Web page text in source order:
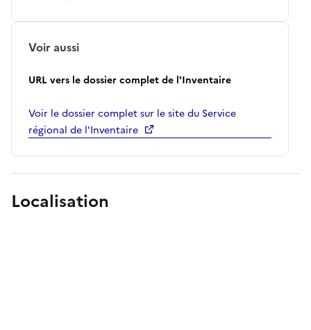
Voir aussi
URL vers le dossier complet de l'Inventaire
Voir le dossier complet sur le site du Service
régional de l'Inventaire
Localisation